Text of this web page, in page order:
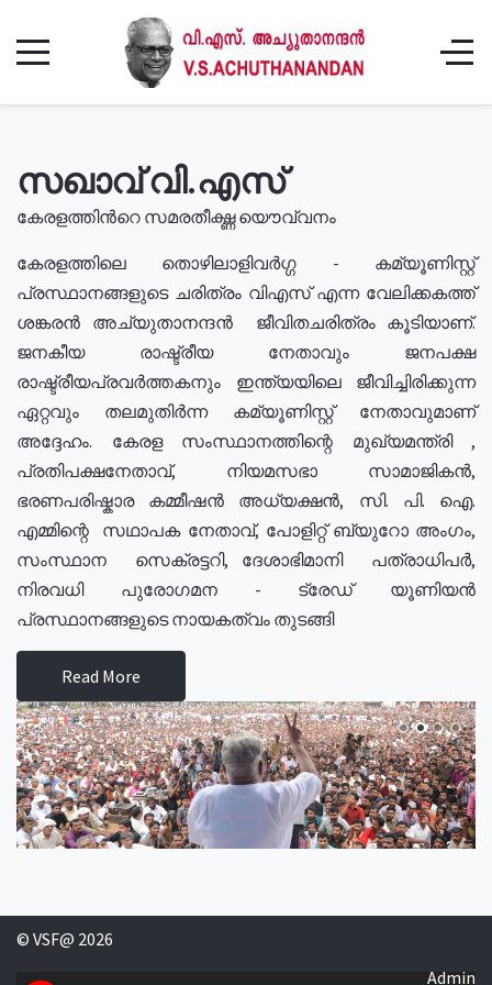
സഖാവ് വി.എസ്
കേരളത്തിൻറെ സമരതീക്ഷ്ണ യൌവ്വനം
കേരളത്തിലെ തൊഴിലാളിവർഗ്ഗ - കമ്യൂണിസ്റ്റ്
പ്രസ്ഥാനങ്ങളുടെ ചരിത്രം വിഎസ് എന്ന വേലിക്കകത്ത്
ശങ്കരൻ അച്യുതാനന്ദൻ ജീവിതചരിത്രം കൂടിയാണ്.
ജനകീയ രാഷ്ട്രീയ നേതാവും ജനപക്ഷ
രാഷ്ട്രീയപ്രവർത്തകനും ഇന്ത്യയിലെ ജീവിച്ചിരിക്കുന്ന
ഏറ്റവും തലമുതിർന്ന കമ്യൂണിസ്റ്റ് നേതാവുമാണ്
അദ്ദേഹം. കേരള സംസ്ഥാനത്തിന്റെ മുഖ്യമന്ത്രി ,
പ്രതിപക്ഷനേതാവ്, നിയമസഭാ സാമാജികൻ,
ഭരണപരിഷ്കാര കമ്മീഷൻ അധ്യക്ഷൻ, സി. പി. ഐ.
എമ്മിന്റെ സഥാപക നേതാവ്, പോളിറ്റ് ബ്യുറോ അംഗം,
സംസ്ഥാന സെക്രട്ടറി, ദേശാഭിമാനി പത്രാധിപർ,
നിരവധി പുരോഗമന - ട്രേഡ് യൂണിയൻ
പ്രസ്ഥാനങ്ങളുടെ നായകത്വം തുടങ്ങി
Read More
© VSF@ 2026
Admin